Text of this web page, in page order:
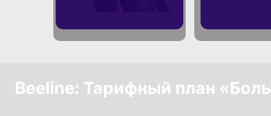
Beeline: Тарифный план